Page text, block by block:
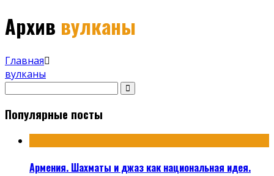
Архив вулканы
Главная
вулканы
Популярные посты
Армения. Шахматы и джаз как национальная идея.